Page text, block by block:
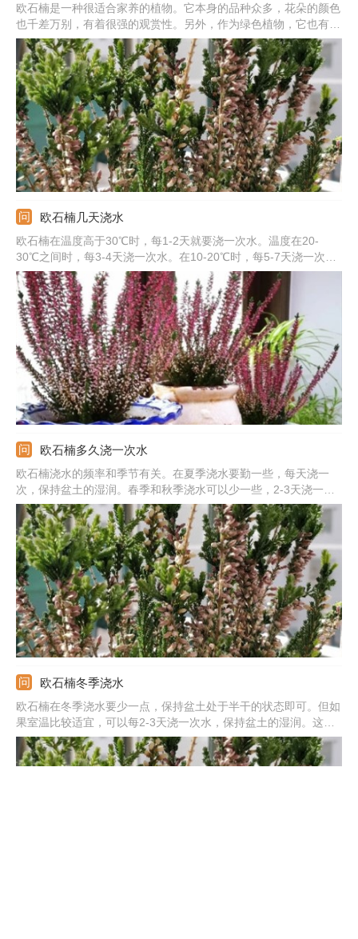
欧石楠是一种很适合家养的植物。它本身的品种众多，花朵的颜色
也千差万别，有着很强的观赏性。另外，作为绿色植物，它也有净
化空气，释放氧气的能力。它的花蕊可以用来泡茶，搭配蜂蜜或
糖，不仅口感良好，还有缓解疲劳的能力。另外植株的根茎中也含
有对改善肌肤健康的成分，可以起到美容的作用。
欧石楠几天浇水
欧石楠在温度高于30℃时，每1-2天就要浇一次水。温度在20-
30℃之间时，每3-4天浇一次水。在10-20℃时，每5-7天浇一次
水。5℃以下时，每7-10天浇一次水。为了保证水质，使用前可以
酸化处理一下，同时要让水温和室温接近。盆土中有积水的话，先
将积水排出，再松土加速水分蒸发。
欧石楠多久浇一次水
欧石楠浇水的频率和季节有关。在夏季浇水要勤一些，每天浇一
次，保持盆土的湿润。春季和秋季浇水可以少一些，2-3天浇一次
即可。也可以在周围喷水，增加环境的湿度。一般用淘米水浇花，
但浇之前要先晾几天。如果盆土中有积水的话，需要及时排水，并
且松土加速水分蒸发。
欧石楠冬季浇水
欧石楠在冬季浇水要少一点，保持盆土处于半干的状态即可。但如
果室温比较适宜，可以每2-3天浇一次水，保持盆土的湿润。这样
它就可以继续生长，同时还能延长它的花期。在冬季要给予它充足
的光照，适宜的温度，并且少施一点肥。为了促进新枝的生长，也
需要适当地修剪。